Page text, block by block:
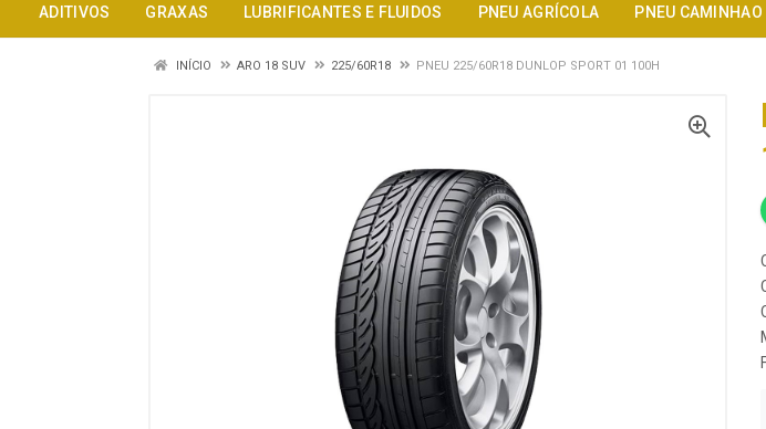
ADITIVOS GRAXAS LUBRIFICANTES E FLUIDOS PNEU AGRÍCOLA PNEU CAMINHAO
INÍCIO ARO 18 SUV 225/60R18 PNEU 225/60R18 DUNLOP SPORT 01 100H